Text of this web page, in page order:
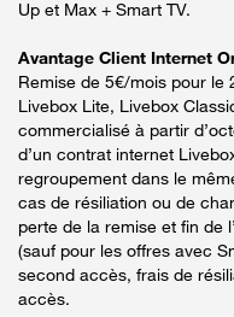
Up et Max + Smart TV.
Avantage Client Internet
Remise de 5€/mois pour le
Livebox Lite, Livebox
commercialisé à partir
d’un contrat internet
regroupement dans le
cas de résiliation ou de
perte de la remise et fin de
(sauf pour les offres avec
second accès, frais de
accès.